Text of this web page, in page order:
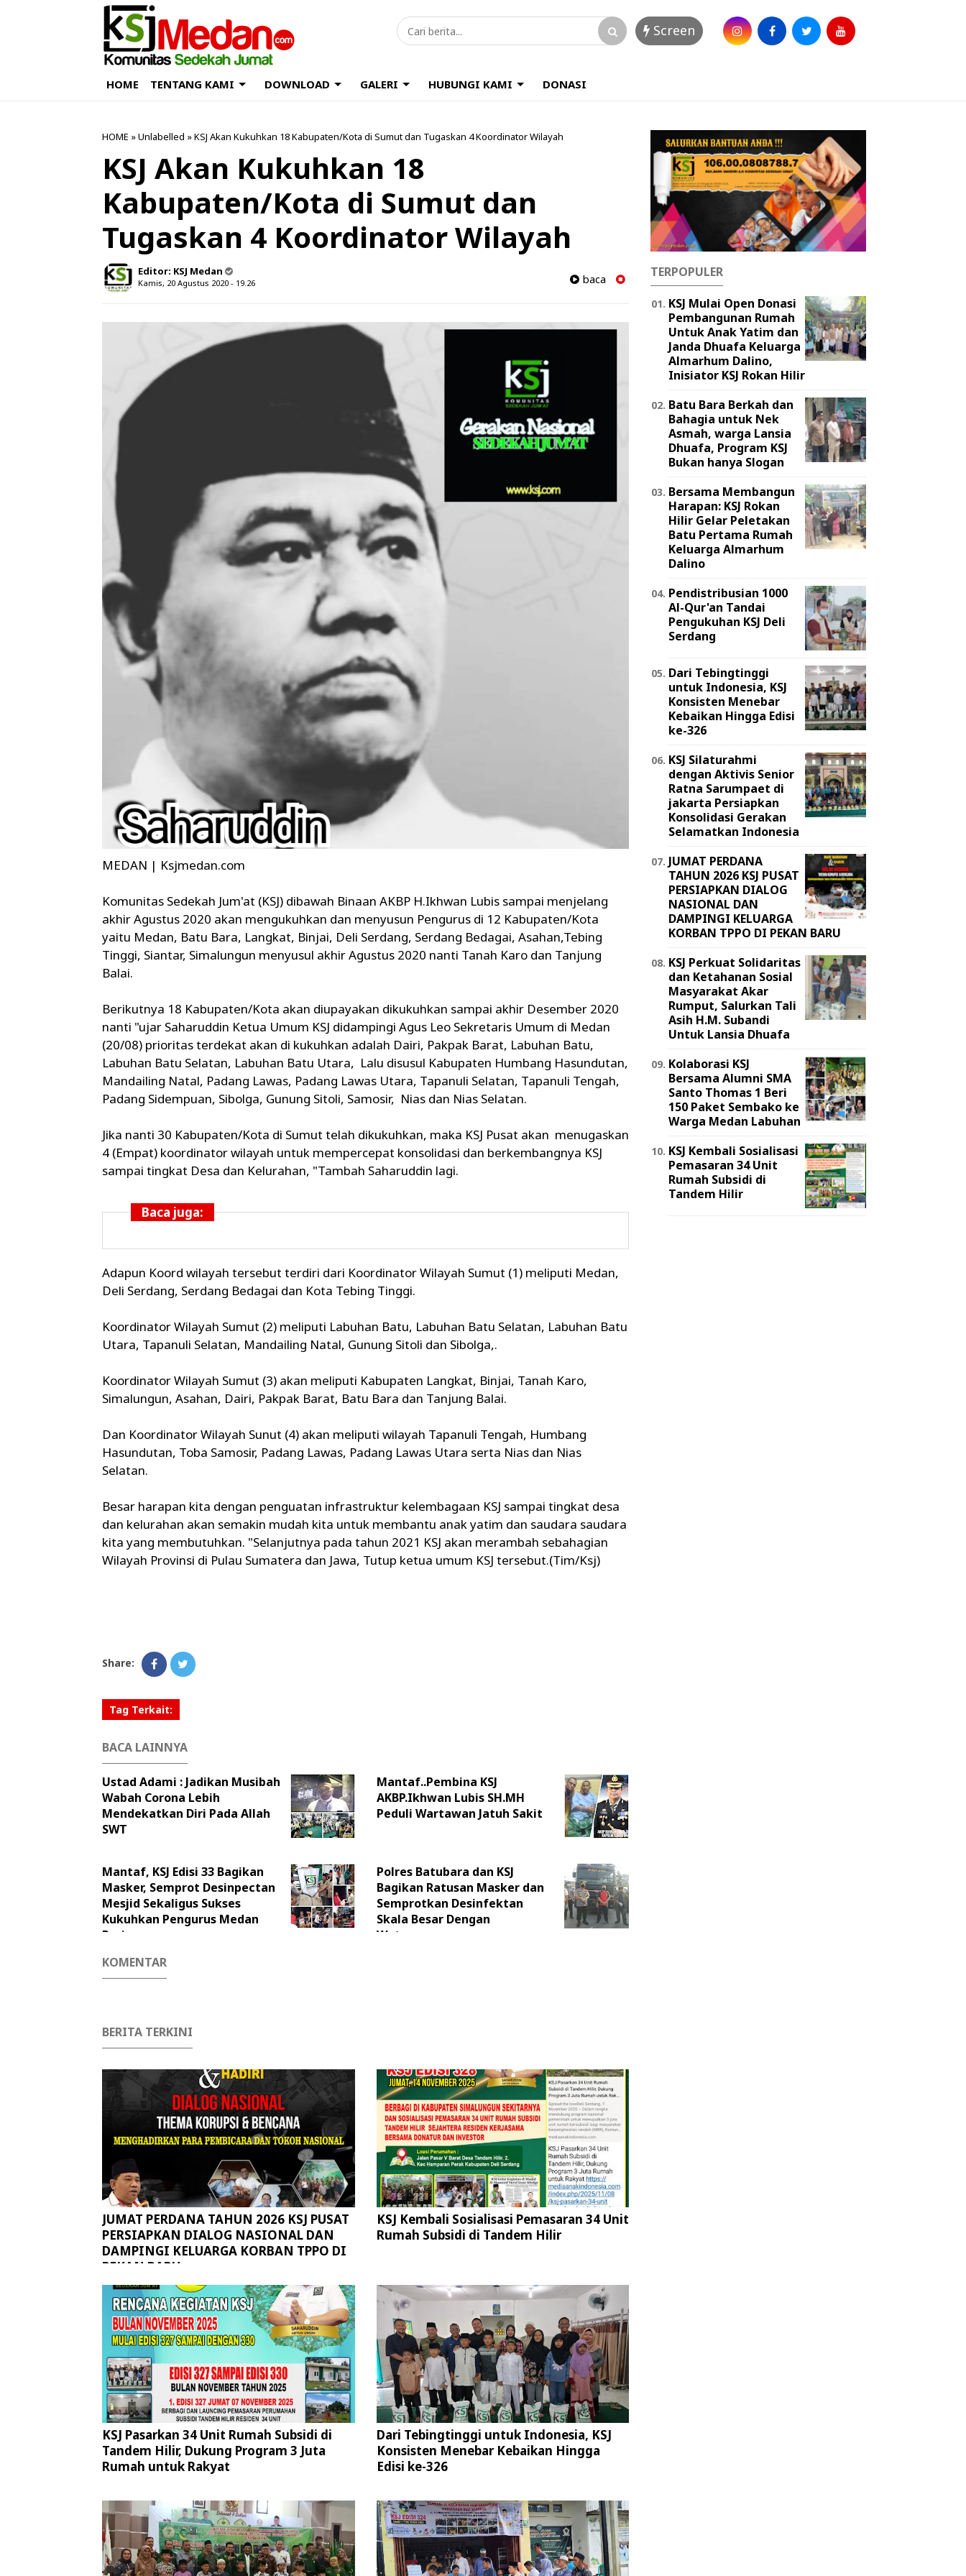
Screen
HOME TENTANG KAMI DOWNLOAD GALERI HUBUNGI KAMI DONASI
HOME » Unlabelled » KSJ Akan Kukuhkan 18 Kabupaten/Kota di Sumut dan Tugaskan 4 Koordinator Wilayah
KSJ Akan Kukuhkan 18
Kabupaten/Kota di Sumut dan
Tugaskan 4 Koordinator Wilayah
Editor: KSJ Medan
Kamis, 20 Agustus 2020 - 19.26 baca
MEDAN | Ksjmedan.com
Komunitas Sedekah Jum'at (KSJ) dibawah Binaan AKBP H.Ikhwan Lubis sampai menjelang
akhir Agustus 2020 akan mengukuhkan dan menyusun Pengurus di 12 Kabupaten/Kota
yaitu Medan, Batu Bara, Langkat, Binjai, Deli Serdang, Serdang Bedagai, Asahan,Tebing
Tinggi, Siantar, Simalungun menyusul akhir Agustus 2020 nanti Tanah Karo dan Tanjung
Balai.
Berikutnya 18 Kabupaten/Kota akan diupayakan dikukuhkan sampai akhir Desember 2020
nanti "ujar Saharuddin Ketua Umum KSJ didampingi Agus Leo Sekretaris Umum di Medan
(20/08) prioritas terdekat akan di kukuhkan adalah Dairi, Pakpak Barat, Labuhan Batu,
Labuhan Batu Selatan, Labuhan Batu Utara, Lalu disusul Kabupaten Humbang Hasundutan,
Mandailing Natal, Padang Lawas, Padang Lawas Utara, Tapanuli Selatan, Tapanuli Tengah,
Padang Sidempuan, Sibolga, Gunung Sitoli, Samosir, Nias dan Nias Selatan.
Jika nanti 30 Kabupaten/Kota di Sumut telah dikukuhkan, maka KSJ Pusat akan menugaskan
4 (Empat) koordinator wilayah untuk mempercepat konsolidasi dan berkembangnya KSJ
sampai tingkat Desa dan Kelurahan, "Tambah Saharuddin lagi.
Baca juga:
Adapun Koord wilayah tersebut terdiri dari Koordinator Wilayah Sumut (1) meliputi Medan,
Deli Serdang, Serdang Bedagai dan Kota Tebing Tinggi.
Koordinator Wilayah Sumut (2) meliputi Labuhan Batu, Labuhan Batu Selatan, Labuhan Batu
Utara, Tapanuli Selatan, Mandailing Natal, Gunung Sitoli dan Sibolga,.
Koordinator Wilayah Sumut (3) akan meliputi Kabupaten Langkat, Binjai, Tanah Karo,
Simalungun, Asahan, Dairi, Pakpak Barat, Batu Bara dan Tanjung Balai.
Dan Koordinator Wilayah Sunut (4) akan meliputi wilayah Tapanuli Tengah, Humbang
Hasundutan, Toba Samosir, Padang Lawas, Padang Lawas Utara serta Nias dan Nias
Selatan.
Besar harapan kita dengan penguatan infrastruktur kelembagaan KSJ sampai tingkat desa
dan kelurahan akan semakin mudah kita untuk membantu anak yatim dan saudara saudara
kita yang membutuhkan. "Selanjutnya pada tahun 2021 KSJ akan merambah sebahagian
Wilayah Provinsi di Pulau Sumatera dan Jawa, Tutup ketua umum KSJ tersebut.(Tim/Ksj)
Share:
Tag Terkait:
BACA LAINNYA
Ustad Adami : Jadikan Musibah
Wabah Corona Lebih
Mendekatkan Diri Pada Allah
SWT
Mantaf..Pembina KSJ
AKBP.Ikhwan Lubis SH.MH
Peduli Wartawan Jatuh Sakit
Mantaf, KSJ Edisi 33 Bagikan
Masker, Semprot Desinpectan
Mesjid Sekaligus Sukses
Kukuhkan Pengurus Medan
Perjuangan
Polres Batubara dan KSJ
Bagikan Ratusan Masker dan
Semprotkan Desinfektan
Skala Besar Dengan
Watercanon
KOMENTAR
BERITA TERKINI
JUMAT PERDANA TAHUN 2026 KSJ PUSAT
PERSIAPKAN DIALOG NASIONAL DAN
DAMPINGI KELUARGA KORBAN TPPO DI
PEKAN BARU
KSJ Kembali Sosialisasi Pemasaran 34 Unit
Rumah Subsidi di Tandem Hilir
KSJ Pasarkan 34 Unit Rumah Subsidi di
Tandem Hilir, Dukung Program 3 Juta
Rumah untuk Rakyat
Dari Tebingtinggi untuk Indonesia, KSJ
Konsisten Menebar Kebaikan Hingga
Edisi ke-326
TERPOPULER
KSJ Mulai Open Donasi
Pembangunan Rumah
Untuk Anak Yatim dan
Janda Dhuafa Keluarga
Almarhum Dalino,
Inisiator KSJ Rokan Hilir
Batu Bara Berkah dan
Bahagia untuk Nek
Asmah, warga Lansia
Dhuafa, Program KSJ
Bukan hanya Slogan
Bersama Membangun
Harapan: KSJ Rokan
Hilir Gelar Peletakan
Batu Pertama Rumah
Keluarga Almarhum
Dalino
Pendistribusian 1000
Al-Qur'an Tandai
Pengukuhan KSJ Deli
Serdang
Dari Tebingtinggi
untuk Indonesia, KSJ
Konsisten Menebar
Kebaikan Hingga Edisi
ke-326
KSJ Silaturahmi
dengan Aktivis Senior
Ratna Sarumpaet di
jakarta Persiapkan
Konsolidasi Gerakan
Selamatkan Indonesia
JUMAT PERDANA
TAHUN 2026 KSJ PUSAT
PERSIAPKAN DIALOG
NASIONAL DAN
DAMPINGI KELUARGA
KORBAN TPPO DI PEKAN BARU
KSJ Perkuat Solidaritas
dan Ketahanan Sosial
Masyarakat Akar
Rumput, Salurkan Tali
Asih H.M. Subandi
Untuk Lansia Dhuafa
Kolaborasi KSJ
Bersama Alumni SMA
Santo Thomas 1 Beri
150 Paket Sembako ke
Warga Medan Labuhan
KSJ Kembali Sosialisasi
Pemasaran 34 Unit
Rumah Subsidi di
Tandem Hilir